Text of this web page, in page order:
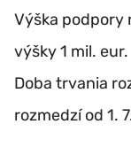
Výška podpory
výšky 1 mil. eur.
Doba trvania
rozmedzí od 1.